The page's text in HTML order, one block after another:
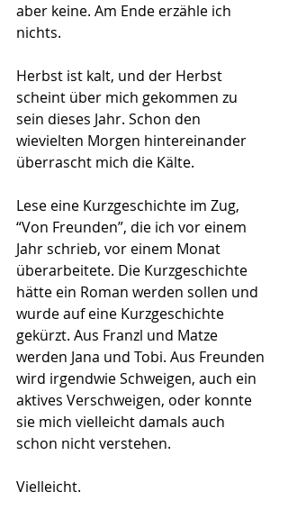
aber keine. Am Ende erzähle ich
nichts.
Herbst ist kalt, und der Herbst
scheint über mich gekommen zu
sein dieses Jahr. Schon den
wievielten Morgen hintereinander
überrascht mich die Kälte.
Lese eine Kurzgeschichte im Zug,
“Von Freunden”, die ich vor einem
Jahr schrieb, vor einem Monat
überarbeitete. Die Kurzgeschichte
hätte ein Roman werden sollen und
wurde auf eine Kurzgeschichte
gekürzt. Aus Franzl und Matze
werden Jana und Tobi. Aus Freunden
wird irgendwie Schweigen, auch ein
aktives Verschweigen, oder konnte
sie mich vielleicht damals auch
schon nicht verstehen.
Vielleicht.